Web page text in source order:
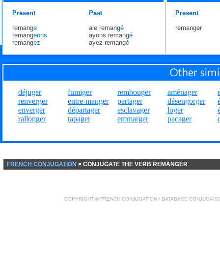
Present
remange
remangeons
remangez
Past
aie remangé
ayons remangé
ayez remangé
Present
remanger
déjuger
renverger
enverger
rallonger
fumiger
entre-manger
départager
tapager
rembouger
partager
esclavager
emmarger
aménager
désengorger
loger
pacager
FRENCH CONJUGATION > CONJUGATE THE VERB REMANGER
COPYRIGHT © FRENCH CONJUGATION / DATABASE